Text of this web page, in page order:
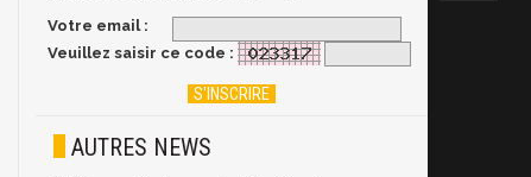
Votre email :
Veuillez saisir ce code :
AUTRES NEWS